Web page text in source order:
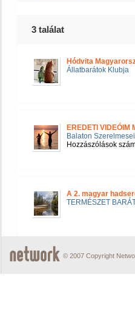
3 találat
Hódvita
Állatbarátok Klubja
EREDETI VIDEÓIM
Balaton Szerelmesei
Hozzászólások
A 2. magyar
TERMÉSZET
© 2007 Copyright